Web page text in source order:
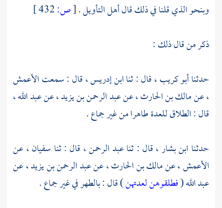
وبنحو الذي قلنا في ذلك قال أهل التأويل .[ص:
ذكر من قال ذلك :
حدثناأبو كريب ،قال : ثناابن إدريس ،قال : سمعتالأعمش
،عنمالك بن الحارث ،عنعبد الرحمن بن يزيد ،عنعبد الله ،
قال : الطلاق للعدة طاهرا من غير جماع .
حدثنا ابن بشار ،قال : ثناعبد الرحمن ، قال : ثنا سفيان ،عن
الأعمش ،عنمالك بن الحارث ،عنعبد الرحمن بن يزيد ،عن
عبد الله(فطلقوهن لعدتهن) قال : بالطهر في غير جماع .